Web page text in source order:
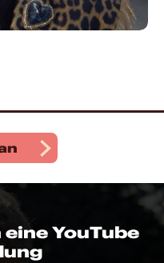
YouTube